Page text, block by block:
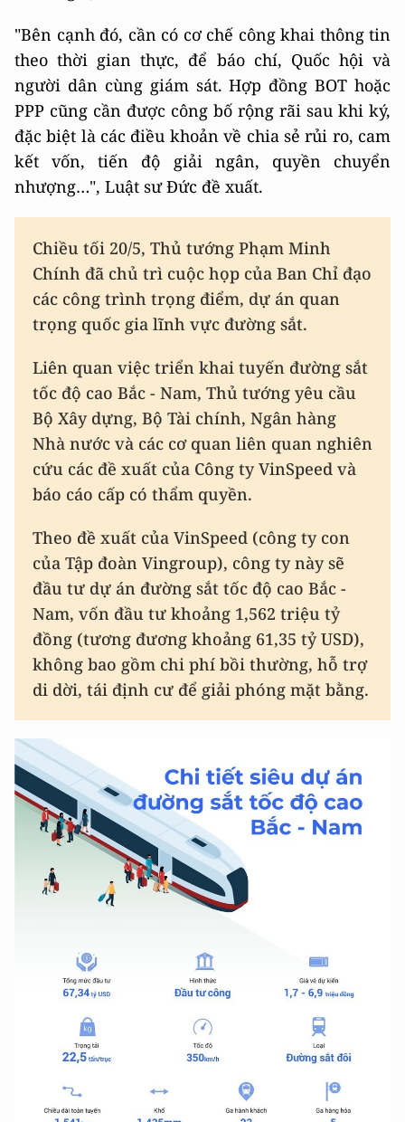
"Bên cạnh đó, cần có cơ chế công khai thông tin
theo thời gian thực, để báo chí, Quốc hội và
người dân cùng giám sát. Hợp đồng BOT hoặc
PPP cũng cần được công bố rộng rãi sau khi ký,
đặc biệt là các điều khoản về chia sẻ rủi ro, cam
kết vốn, tiến độ giải ngân, quyền chuyển
nhượng…", Luật sư Đức đề xuất.
Chiều tối 20/5, Thủ tướng Phạm Minh
Chính đã chủ trì cuộc họp của Ban Chỉ đạo
các công trình trọng điểm, dự án quan
trọng quốc gia lĩnh vực đường sắt.
Liên quan việc triển khai tuyến đường sắt
tốc độ cao Bắc - Nam, Thủ tướng yêu cầu
Bộ Xây dựng, Bộ Tài chính, Ngân hàng
Nhà nước và các cơ quan liên quan nghiên
cứu các đề xuất của Công ty VinSpeed và
báo cáo cấp có thẩm quyền.
Theo đề xuất của VinSpeed (công ty con
của Tập đoàn Vingroup), công ty này sẽ
đầu tư dự án đường sắt tốc độ cao Bắc -
Nam, vốn đầu tư khoảng 1,562 triệu tỷ
đồng (tương đương khoảng 61,35 tỷ USD),
không bao gồm chi phí bồi thường, hỗ trợ
di dời, tái định cư để giải phóng mặt bằng.